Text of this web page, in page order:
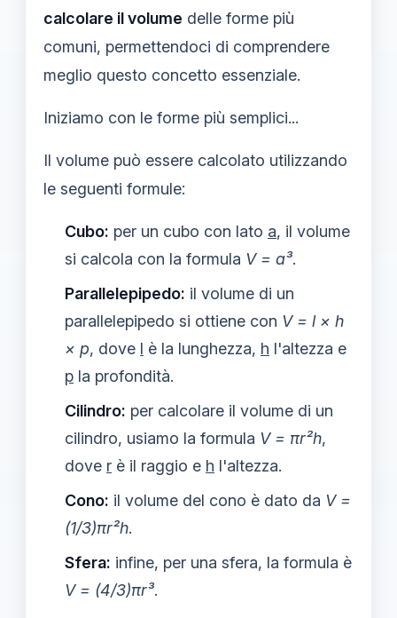
calcolare il volume delle forme più
comuni, permettendoci di comprendere
meglio questo concetto essenziale.
Iniziamo con le forme più semplici...
Il volume può essere calcolato utilizzando
le seguenti formule:
Cubo: per un cubo con lato a, il volume
si calcola con la formula V = a³.
Parallelepipedo: il volume di un
parallelepipedo si ottiene con V = l × h
× p, dove l è la lunghezza, h l'altezza e
p la profondità.
Cilindro: per calcolare il volume di un
cilindro, usiamo la formula V = πr²h,
dove r è il raggio e h l'altezza.
Cono: il volume del cono è dato da V =
(1/3)πr²h.
Sfera: infine, per una sfera, la formula è
V = (4/3)πr³.